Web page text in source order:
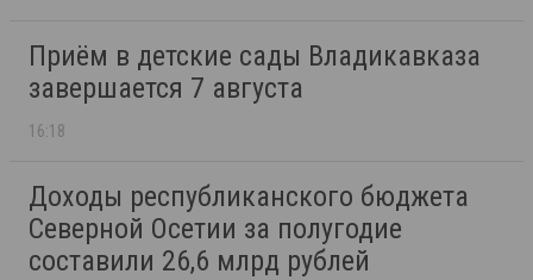
Приём в детские сады Владикавказа
завершается 7 августа
16:18
Доходы республиканского бюджета
Северной Осетии за полугодие
составили 26,6 млрд рублей